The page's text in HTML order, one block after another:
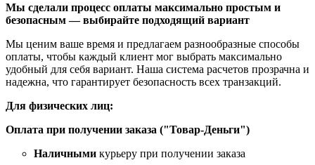
Мы сделали процесс оплаты максимально простым и
безопасным — выбирайте подходящий вариант
Мы ценим ваше время и предлагаем разнообразные способы
оплаты, чтобы каждый клиент мог выбрать максимально
удобный для себя вариант. Наша система расчетов прозрачна и
надежна, что гарантирует безопасность всех транзакций.
Для физических лиц:
Оплата при получении заказа ("Товар-Деньги")
Наличными курьеру при получении заказа